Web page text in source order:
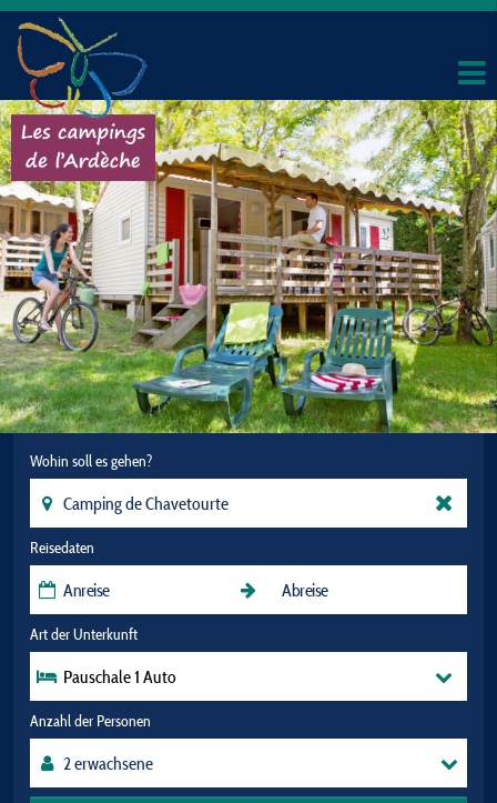
Wohin soll es gehen?
Reisedaten
Art der Unterkunft
Pauschale 1 Auto
Anzahl der Personen